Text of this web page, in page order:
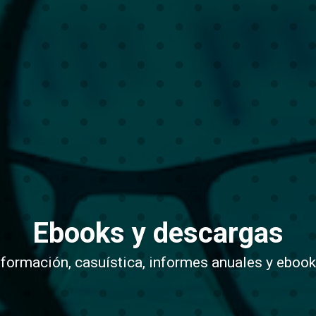
Ebooks y descargas
casuística, informes anuales y